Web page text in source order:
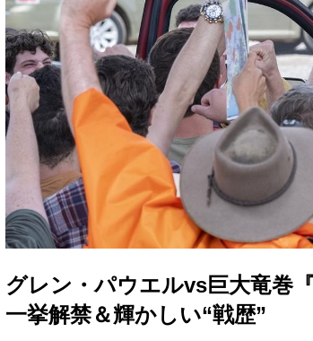
グレン・パウエルvs巨大竜巻
一挙解禁＆輝かしい“戦歴”